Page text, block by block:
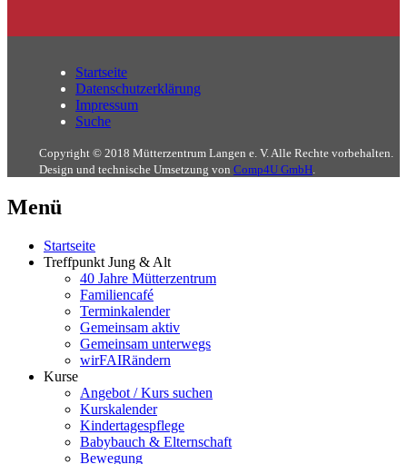
Startseite
Datenschutzerklärung
Impressum
Suche
Copyright © 2018 Mütterzentrum Langen e. V. Alle Rechte vorbehalten.
Design und technische Umsetzung von Comp4U GmbH.
Menü
Startseite
Treffpunkt Jung & Alt
40 Jahre Mütterzentrum
Familiencafé
Terminkalender
Gemeinsam aktiv
Gemeinsam unterwegs
wirFAIRändern
Kurse
Angebot / Kurs suchen
Kurskalender
Kindertagespflege
Babybauch & Elternschaft
Bewegung